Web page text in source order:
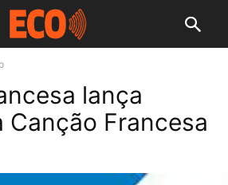
lança
Canção Francesa